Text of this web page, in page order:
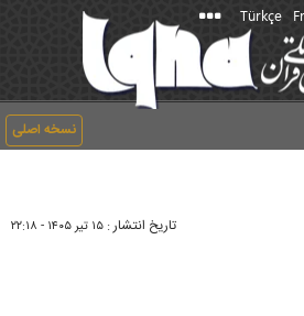
Türkçe
نسخه اصلی
تاریخ انتشار : ۱۵ تير ۱۴۰۵ - ۲۲:۱۸